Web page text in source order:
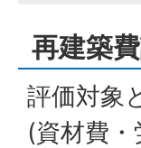
再建築
評価対象
(資材費